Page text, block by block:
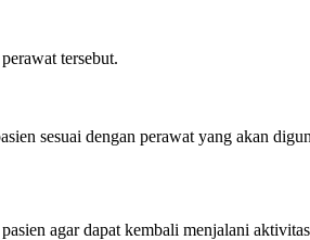
tersebut.
sesuai dengan perawat yang akan
agar dapat kembali menjalani